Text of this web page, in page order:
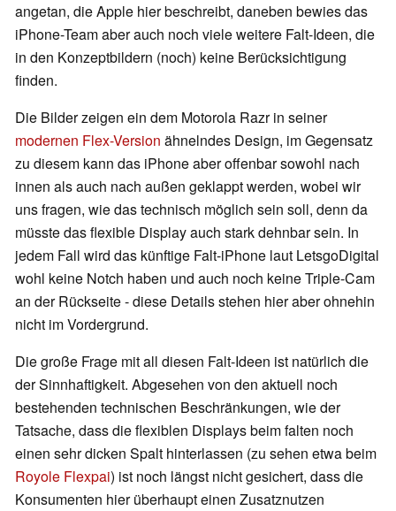
angetan, die Apple hier beschreibt, daneben bewies das
iPhone-Team aber auch noch viele weitere Falt-Ideen, die
in den Konzeptbildern (noch) keine Berücksichtigung
finden.
Die Bilder zeigen ein dem Motorola Razr in seiner
modernen Flex-Version ähnelndes Design, im Gegensatz
zu diesem kann das iPhone aber offenbar sowohl nach
innen als auch nach außen geklappt werden, wobei wir
uns fragen, wie das technisch möglich sein soll, denn da
müsste das flexible Display auch stark dehnbar sein. In
jedem Fall wird das künftige Falt-iPhone laut LetsgoDigital
wohl keine Notch haben und auch noch keine Triple-Cam
an der Rückseite - diese Details stehen hier aber ohnehin
nicht im Vordergrund.
Die große Frage mit all diesen Falt-Ideen ist natürlich die
der Sinnhaftigkeit. Abgesehen von den aktuell noch
bestehenden technischen Beschränkungen, wie der
Tatsache, dass die flexiblen Displays beim falten noch
einen sehr dicken Spalt hinterlassen (zu sehen etwa beim
Royole Flexpai) ist noch längst nicht gesichert, dass die
Konsumenten hier überhaupt einen Zusatznutzen